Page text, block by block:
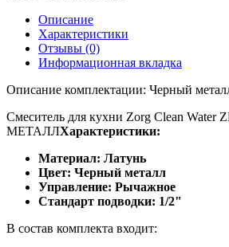
Описание
Характеристики
Отзывы (0)
Информационная вкладка
Описание комплектации: Черный
Смеситель для кухни Zorg Clean
МЕТАЛЛХарактеристики:
Материал: Латунь
Цвет: Черный металл
Управление: Рычажное
Стандарт подводки: 1/2"
В состав комплекта входит: